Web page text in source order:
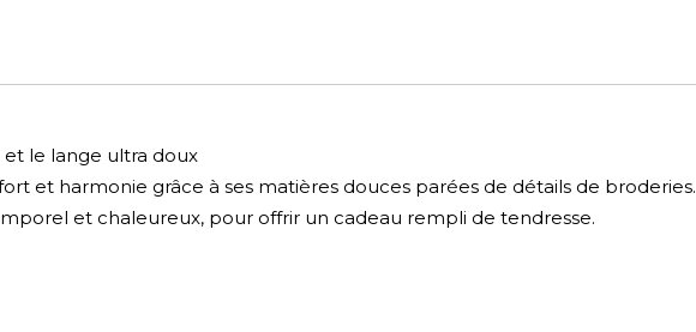
le lange ultra doux
et harmonie grâce à ses matières douces parées de détails de broderies.
et chaleureux, pour offrir un cadeau rempli de tendresse.